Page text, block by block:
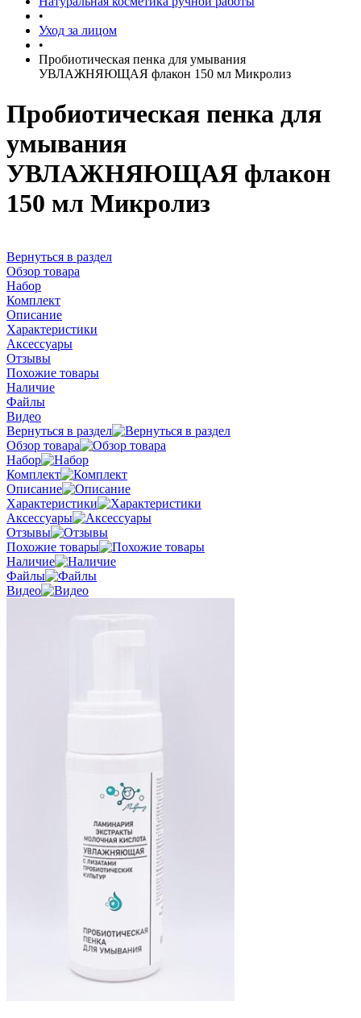
•
Уход за лицом
•
Пробиотическая пенка для умывания
УВЛАЖНЯЮЩАЯ флакон 150 мл Микролиз
Пробиотическая пенка для
умывания
УВЛАЖНЯЮЩАЯ флакон
150 мл Микролиз
Вернуться в раздел
Обзор товара
Набор
Комплект
Описание
Характеристики
Аксессуары
Отзывы
Похожие товары
Наличие
Файлы
Видео
Вернуться в раздел
Обзор товара
Набор
Комплект
Описание
Характеристики
Аксессуары
Отзывы
Похожие товары
Наличие
Файлы
Видео